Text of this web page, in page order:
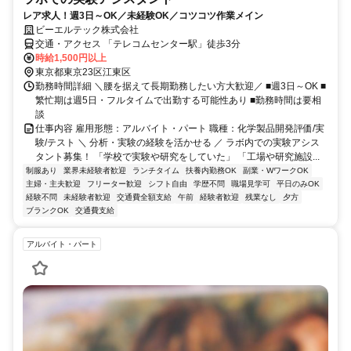
レア求人！週3日～OK／未経験OK／コツコツ作業メイン
ビーエルテック株式会社
交通・アクセス 「テレコムセンター駅」徒歩3分
時給1,500円以上
東京都東京23区江東区
勤務時間詳細 ＼腰を据えて長期勤務したい方大歓迎／ ■週3日～OK ■
繁忙期は週5日・フルタイムで出勤する可能性あり ■勤務時間は要相
談
仕事内容 雇用形態：アルバイト・パート 職種：化学製品開発評価/実
験/テスト ＼ 分析・実験の経験を活かせる ／ ラボ内での実験アシス
タント募集！ 「学校で実験や研究をしていた」 「工場や研究施設...
制服あり 業界未経験者歓迎 ランチタイム 扶養内勤務OK
副業・WワークOK
主婦・主夫歓迎
フリーター歓迎 シフト自由 学歴不問 職場見学可
平日のみOK
経験不問
未経験者歓迎 交通費全額支給 午前 経験者歓迎 残業なし
夕方
ブランクOK
交通費支給
アルバイト・パート